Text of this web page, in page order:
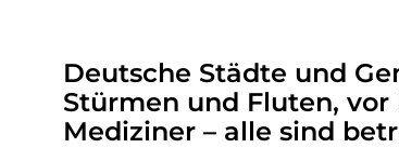
Deutsche Städte und
Stürmen und Fluten,
Mediziner – alle sind